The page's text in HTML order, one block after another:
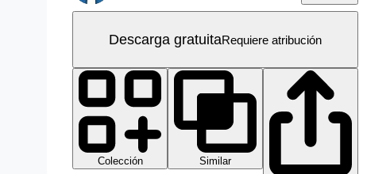
Descarga gratuitaRequiere atribución
Colección
Similar